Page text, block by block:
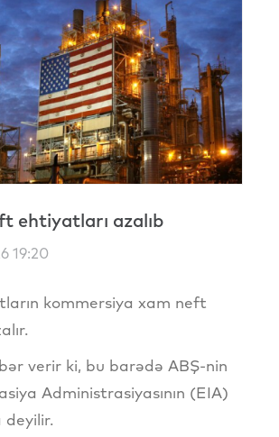
ehtiyatları azalıb
19:20
kommersiya xam neft
verir ki, bu barədə ABŞ-nin
Administrasiyasının (EIA)
deyilir.